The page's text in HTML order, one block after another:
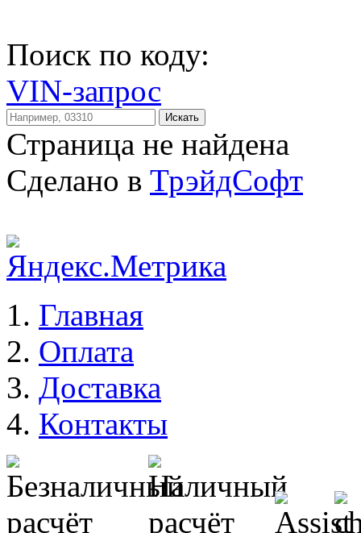
Поиск по коду:
VIN-запрос
Искать
Страница не найдена
Сделано в ТрэйдСофт
Главная
Оплата
Доставка
Контакты